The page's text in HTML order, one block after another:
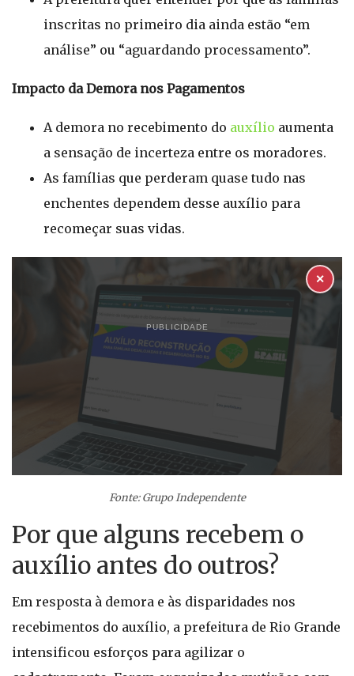
inscritas no primeiro dia ainda estão “em
análise” ou “aguardando processamento”.
Impacto da Demora nos Pagamentos
A demora no recebimento do auxílio aumenta
a sensação de incerteza entre os moradores.
As famílias que perderam quase tudo nas
enchentes dependem desse auxílio para
recomeçar suas vidas.
PUBLICIDADE
✕
Fonte: Grupo Independente
Por que alguns recebem o
auxílio antes do outros?
Em resposta à demora e às disparidades nos
recebimentos do auxílio, a prefeitura de Rio Grande
intensificou esforços para agilizar o